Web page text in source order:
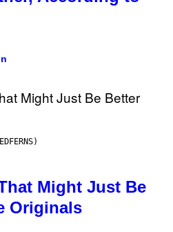
Might Just Be
Originals